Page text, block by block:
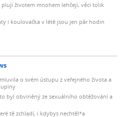
plují životem mnohem lehčeji, věci tolik
i koulovačka v létě jsou jen pár hodin
o svém ústupu z veřejného života a
byl obviněný ze sexuálního obtěžování a
tě zchladí, i kdybys nechtěl*a